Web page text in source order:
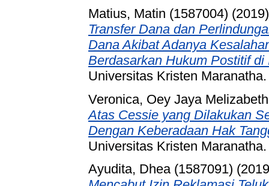
Matius, Matin (1587004)
Transfer Dana dan
Dana Akibat Adanya
Berdasarkan Hukum Postitif di
Universitas Kristen Maranatha.
Veronica, Oey Jaya
Atas Cessie yang Dilakukan
Dengan Keberadaan Hak
Universitas Kristen Maranatha.
Ayudita, Dhea (1587091)